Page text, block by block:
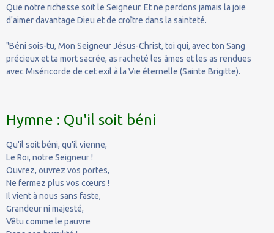
Que notre richesse soit le Seigneur. Et ne perdons jamais la joie
d'aimer davantage Dieu et de croître dans la sainteté.
"Béni sois-tu, Mon Seigneur Jésus-Christ, toi qui, avec ton Sang
précieux et ta mort sacrée, as racheté les âmes et les as rendues
avec Miséricorde de cet exil à la Vie éternelle (Sainte Brigitte).
Hymne : Qu'il soit béni
Qu'il soit béni, qu'il vienne,
Le Roi, notre Seigneur !
Ouvrez, ouvrez vos portes,
Ne fermez plus vos cœurs !
Il vient à nous sans faste,
Grandeur ni majesté,
Vêtu comme le pauvre